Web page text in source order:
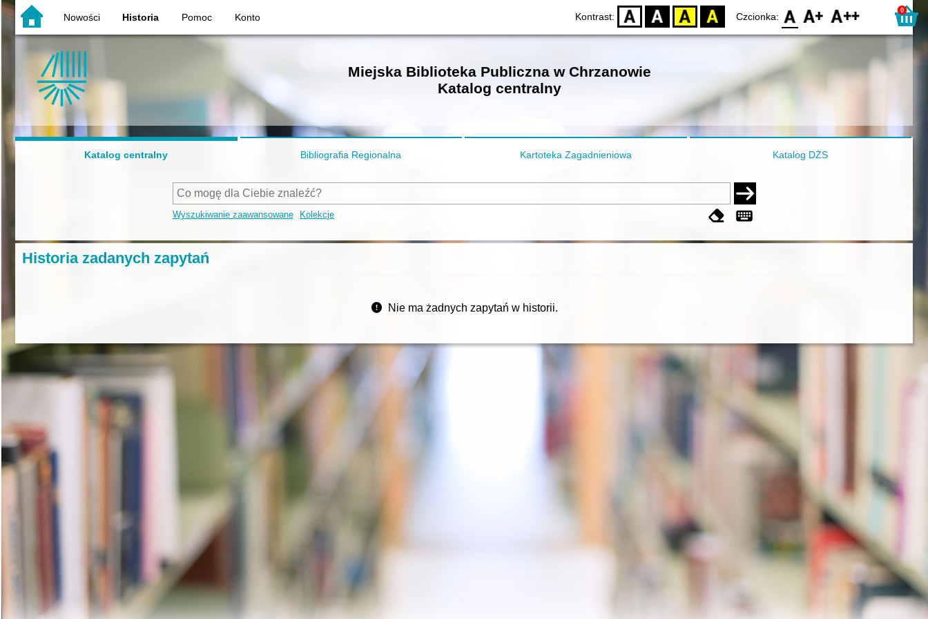
Nowości Historia Pomoc Konto Kontrast: D BW YB BY Czcionka: F0 F1 F2 0
Miejska Biblioteka Publiczna w Chrzanowie
Katalog centralny
Katalog centralny Bibliografia Regionalna Kartoteka Zagadnieniowa Katalog DŻS
Wyszukiwanie zaawansowane Kolekcje
Historia zadanych zapytań
Nie ma żadnych zapytań w historii.